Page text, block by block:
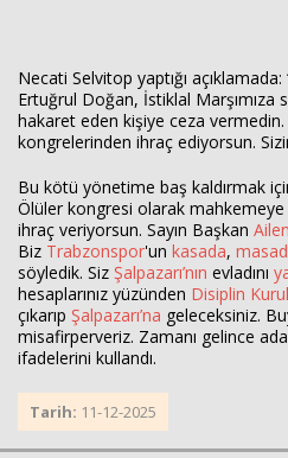
Necati Selvitop yaptığı
Ertuğrul Doğan, İstiklal Marşımıza
hakaret eden kişiye ceza
kongrelerinden ihraç ediyorsun.
Bu kötü yönetime baş kaldırmak
Ölüler kongresi olarak mahkemeye
ihraç veriyorsun. Sayın Başkan
Biz Trabzonspor'un kasada,
söyledik. Siz Şalpazarı’nın evladını
hesaplarınız yüzünden Disiplin
çıkarıp Şalpazarı’na geleceksiniz.
misafirperveriz. Zamanı gelince
ifadelerini kullandı.
Tarih: 11-12-2025